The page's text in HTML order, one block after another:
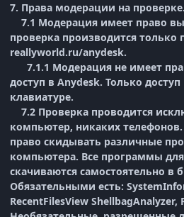
7. Права модерации на проверке.
7.1 Модерация имеет право
проверка производится только
reallyworld.ru/anydesk.
7.1.1 Модерация не имеет
доступ в Anydesk. Только
клавиатуре.
7.2 Проверка проводится
компьютер, никаких
право скидывать различные
компьютера. Все программы
скачиваются самостоятельно в
Обязательными есть:
RecentFilesView ShellbagAnalyzer,